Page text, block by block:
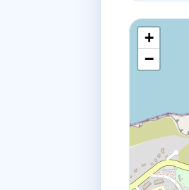
+
−